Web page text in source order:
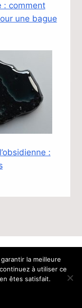
: comment
une bague
:
Mentions
la meilleure
à utiliser ce
êtes satisfait.